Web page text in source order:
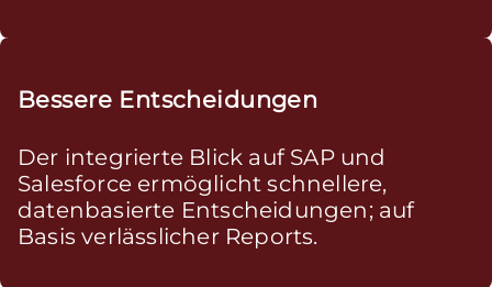
Bessere Entscheidungen
Der integrierte Blick auf SAP und
Salesforce ermöglicht schnellere,
datenbasierte Entscheidungen; auf
Basis verlässlicher Reports.